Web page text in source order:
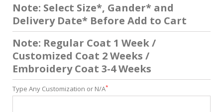
Note: Select Size*, Gander* and
Delivery Date* Before Add to Cart
Note: Regular Coat 1 Week /
Customized Coat 2 Weeks /
Embroidery Coat 3-4 Weeks
Type Any Customization or N/A*